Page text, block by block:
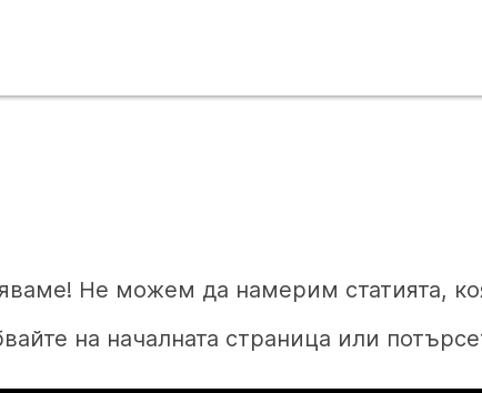
Не можем да намерим статията,
на началната страница или